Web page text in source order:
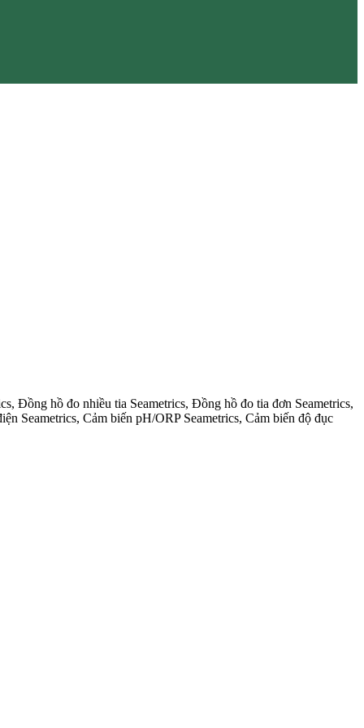
Đồng hồ đo nhiều tia Seametrics, Đồng hồ đo tia đơn Seametrics,
Seametrics, Cảm biến pH/ORP Seametrics, Cảm biến độ đục